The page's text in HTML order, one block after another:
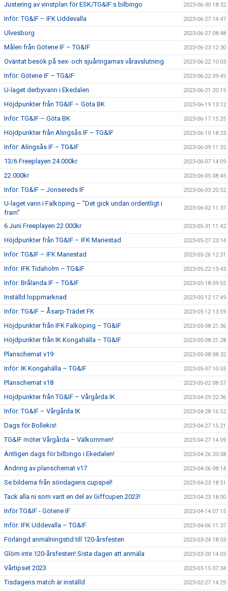
Justering av vinstplan för ESK/TG&IF:s bilbingo 2023-06-30 18:32
Inför: TG&IF – IFK Uddevalla 2023-06-27 14:47
Ulvesborg 2023-06-27 08:48
Målen från Götene IF – TG&IF 2023-06-23 12:30
Oväntat besök på sex- och sjuåringarnas våravslutning 2023-06-22 10:03
Inför: Götene IF – TG&IF 2023-06-22 09:45
U-laget derbyvann i Ekedalen 2023-06-21 20:15
Höjdpunkter från TG&IF – Göta BK 2023-06-19 13:12
Inför: TG&IF – Göta BK 2023-06-17 15:25
Höjdpunkter från Alingsås IF – TG&IF 2023-06-10 18:23
Inför: Alingsås IF – TG&IF 2023-06-09 11:32
13/6 Freeplayen 24.000kr 2023-06-07 14:09
22.000kr 2023-06-05 08:45
Inför: TG&IF – Jonsereds IF 2023-06-03 20:52
U-laget vann i Falköping – ”Det gick undan ordentligt i
fram”
2023-06-02 11:37
6 Juni Freeplayen 22.000kr 2023-05-31 11:42
Höjdpunkter från TG&IF – IFK Mariestad 2023-05-27 23:14
Inför: TG&IF – IFK Mariestad 2023-05-26 12:31
Inför: IFK Tidaholm – TG&IF 2023-05-22 13:43
Inför: Brålanda IF – TG&IF 2023-05-18 09:55
Inställd loppmarknad 2023-05-12 17:49
Inför: TG&IF – Åsarp-Trädet FK 2023-05-12 13:59
Höjdpunkter från IFK Falköping – TG&IF 2023-05-08 21:36
Höjdpunkter från IK Kongahälla – TG&IF 2023-05-08 21:28
Planschemat v19 2023-05-08 08:32
Inför: IK Kongahälla – TG&IF 2023-05-07 10:55
Planschemat v18 2023-05-02 08:57
Höjdpunkter från TG&IF – Vårgårda IK 2023-04-29 22:36
Inför: TG&IF – Vårgårda IK 2023-04-28 16:52
Dags för Bollekis! 2023-04-27 15:21
TG&IF möter Vårgårda – Välkommen! 2023-04-27 14:09
Äntligen dags för bilbingo i Ekedalen! 2023-04-26 20:58
Ändring av planschemat v17 2023-04-26 08:14
Se bilderna från söndagens cupspel! 2023-04-23 18:51
Tack alla ni som varit en del av Giffcupen 2023! 2023-04-23 18:00
Inför TG&IF - Götene IF 2023-04-14 07:15
Inför: IFK Uddevalla – TG&IF 2023-04-06 11:37
Förlängd anmälningstid till 120-årsfesten 2023-03-24 18:03
Glöm inte 120-årsfesten! Sista dagen att anmäla 2023-03-20 14:03
Vårtipset 2023 2023-03-15 07:34
Tisdagens match är inställd 2023-02-27 14:29